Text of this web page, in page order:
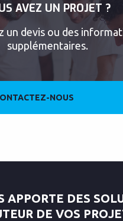
AVEZ UN PROJET ?
un devis ou des
supplémentaires.
NOUS
APPORTE DES
DE VOS